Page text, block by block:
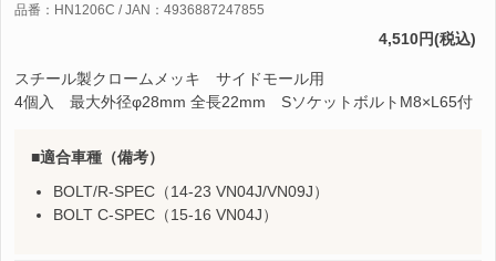
品番：HN1206C / JAN：4936887247855
4,510円(税込)
スチール製クロームメッキ サイドモール用
4個入 最大外径φ28mm 全長22mm SソケットボルトM8×L65付
適合車種（備考）
BOLT/R-SPEC（14-23 VN04J/VN09J）
BOLT C-SPEC（15-16 VN04J）